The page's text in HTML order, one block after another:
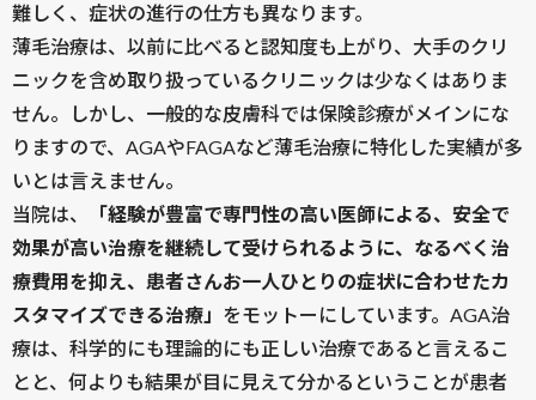
難しく、症状の進行の仕方も異なります。
薄毛治療は、以前に比べると認知度も上がり、大手のクリ
ニックを含め取り扱っているクリニックは少なくはありま
せん。しかし、一般的な皮膚科では保険診療がメインにな
りますので、AGAやFAGAなど薄毛治療に特化した実績が多
いとは言えません。
当院は、
「経験が豊富で専門性の高い医師による、安全で
効果が高い治療を継続して受けられるように、なるべく治
療費用を抑え、患者さんお一人ひとりの症状に合わせたカ
スタマイズできる治療」 をモットーにしています。AGA治
療は、科学的にも理論的にも正しい治療であると言えるこ
とと、何よりも結果が目に見えて分かるということが患者